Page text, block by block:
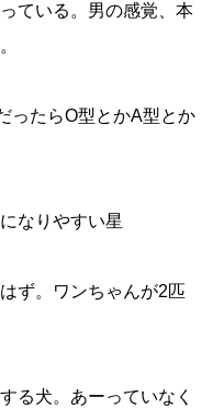
ている。男の感覚、本
ったらO型とかA型とか
なりやすい星
ず。ワンちゃんが2匹
る犬。あーっていなく